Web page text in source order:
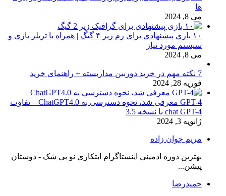
ها
می 8, 2024
۱۰ بازی پیشنهادی برای رم زیر ۴ گیگ | همراه با تریلر بازی و
سیستم مورد نیاز
می 8, 2024
7 نکته مهم در خرید دوربین مداربسته + راهنمای خرید
فوریه 28, 2024
GPT-4 معرفی شد، نحوه دسترسی به ChatGPT4.0 – تفاوت
chat GPT-4 با نسخه 3.5
ژانویه 3, 2024
مریم جوان زاده
بهترین دوره ادمینی اینستاگرام ابتکاری نو بی شک - دوستان
پیشن...
حمیدرضا